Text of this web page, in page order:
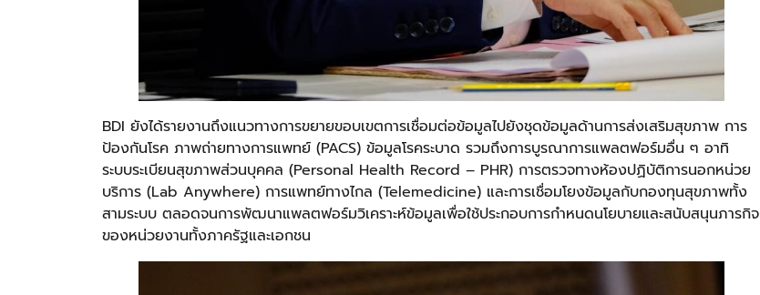
BDI ยังได้รายงานถึงแนวทางการขยายขอบเขตการเชื่อมต่อข้อมูลไปยังชุดข้อมูลด้านการส่งเสริมสุขภาพ การ
ป้องกันโรค ภาพถ่ายทางการแพทย์ (PACS) ข้อมูลโรคระบาด รวมถึงการบูรณาการแพลตฟอร์มอื่น ๆ อาทิ
ระบบระเบียนสุขภาพส่วนบุคคล (Personal Health Record – PHR) การตรวจทางห้องปฏิบัติการนอกหน่วย
บริการ (Lab Anywhere) การแพทย์ทางไกล (Telemedicine) และการเชื่อมโยงข้อมูลกับกองทุนสุขภาพทั้ง
สามระบบ ตลอดจนการพัฒนาแพลตฟอร์มวิเคราะห์ข้อมูลเพื่อใช้ประกอบการกำหนดนโยบายและสนับสนุนภารกิจ
ของหน่วยงานทั้งภาครัฐและเอกชน